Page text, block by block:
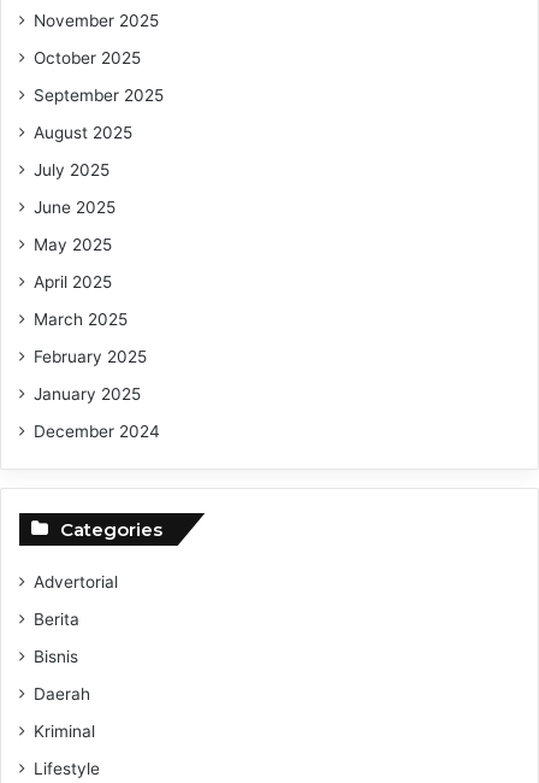
November 2025
October 2025
September 2025
August 2025
July 2025
June 2025
May 2025
April 2025
March 2025
February 2025
January 2025
December 2024
Categories
Advertorial
Berita
Bisnis
Daerah
Kriminal
Lifestyle